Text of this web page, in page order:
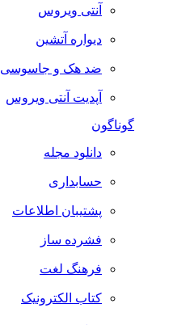
آنتی ویروس
دیواره آتشین
ضد هک و جاسوسی
آپدیت آنتی ویروس
گوناگون
دانلود مجله
حسابداری
پشتیبان اطلاعات
فشرده ساز
فرهنگ لغت
کتاب الکترونیک